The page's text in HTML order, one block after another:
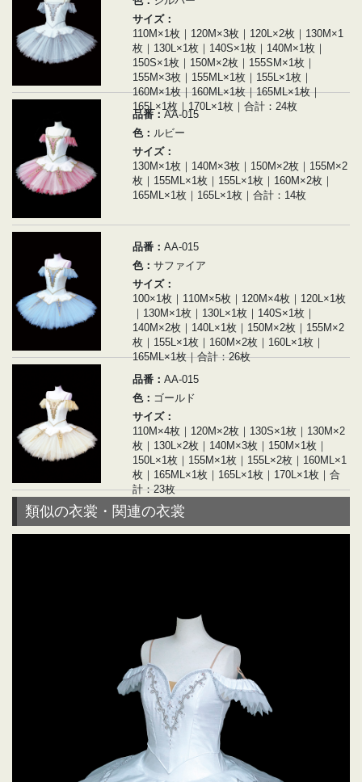
サイズ：
110M×1枚｜120M×3枚｜120L×2枚｜130M×1
枚｜130L×1枚｜140S×1枚｜140M×1枚｜
150S×1枚｜150M×2枚｜155SM×1枚｜
155M×3枚｜155ML×1枚｜155L×1枚｜
160M×1枚｜160ML×1枚｜165ML×1枚｜
165L×1枚｜170L×1枚｜合計：24枚
品番：AA-015
色： ルビー
サイズ：
130M×1枚｜140M×3枚｜150M×2枚｜155M×2
枚｜155ML×1枚｜155L×1枚｜160M×2枚｜
165ML×1枚｜165L×1枚｜合計：14枚
品番：AA-015
色：サファイア
サイズ：
100×1枚｜110M×5枚｜120M×4枚｜120L×1枚
｜130M×1枚｜130L×1枚｜140S×1枚｜
140M×2枚｜140L×1枚｜150M×2枚｜155M×2
枚｜155L×1枚｜160M×2枚｜160L×1枚｜
165ML×1枚｜合計：26枚
品番：AA-015
色： ゴールド
サイズ：
110M×4枚｜120M×2枚｜130S×1枚｜130M×2
枚｜130L×2枚｜140M×3枚｜150M×1枚｜
150L×1枚｜155M×1枚｜155L×2枚｜160ML×1
枚｜165ML×1枚｜165L×1枚｜170L×1枚｜合
計：23枚
類似の衣裳・関連の衣裳